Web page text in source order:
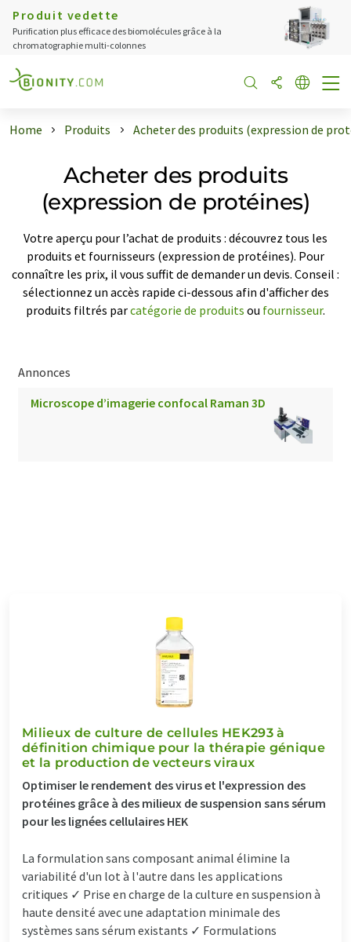
Produit vedette
Purification plus efficace des biomolécules grâce à la
chromatographie multi-colonnes
Home Produits Acheter des produits (expression de
Acheter des produits
(expression de protéines)
Votre aperçu pour l’achat de produits : découvrez tous les
produits et fournisseurs (expression de protéines). Pour
connaître les prix, il vous suffit de demander un devis. Conseil :
sélectionnez un accès rapide ci-dessous afin d'afficher des
produits filtrés parcatégorie de produits ou fournisseur.
Annonces
Microscope d’imagerie confocal Raman 3D
Milieux de culture de cellules HEK293 à
définition chimique pour la thérapie génique
et la production de vecteurs viraux
Optimiser le rendement des virus et l'expression des
protéines grâce à des milieux de suspension sans sérum
pour les lignées cellulaires HEK
La formulation sans composant animal élimine la
variabilité d'un lot à l'autre dans les applications
critiques ✓ Prise en charge de la culture en suspension à
haute densité avec une adaptation minimale des
systèmes sans sérum existants ✓ Formulations